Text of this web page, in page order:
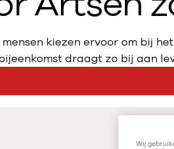
mensen kiezen ervoor om bij
draagt zo bij aan
Wij